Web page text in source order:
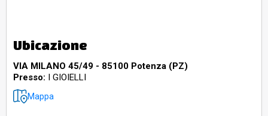
Ubicazione
VIA MILANO 45/49 - 85100 Potenza (PZ)
Presso: I GIOIELLI
Mappa